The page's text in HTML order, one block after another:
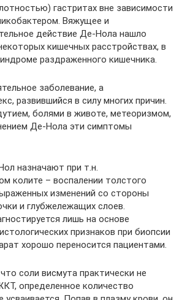
гастритах вне зависимости
Вяжущее и
действие Де-Нола нашло
кишечных расстройствах, в
раздраженного кишечника.
заболевание, а
развившийся в силу многих причин.
болями в животе, метеоризмом,
Де-Нола эти симптомы
назначают при т.н.
колите – воспалении толстого
изменений со стороны
и глубжележащих слоев.
лишь на основе
признаков при биопсии
хорошо переносится пациентами.
соли висмута практически не
определенное количество